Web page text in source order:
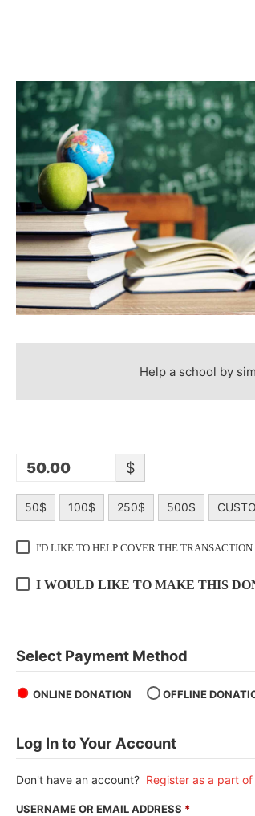
Help a school by
$
50$ 100$ 250$ 500$
I'D LIKE TO HELP COVER THE TRANSACTION
I WOULD LIKE TO MAKE THIS
Select Payment Method
ONLINE DONATION OFFLINE
Log In to Your Account
Don't have an account? Register as a part
USERNAME OR EMAIL ADDRESS *